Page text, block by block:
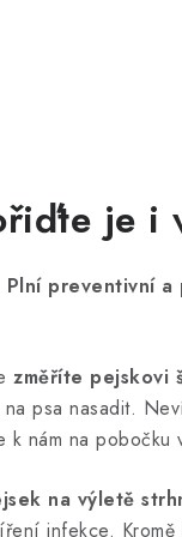
je i
Plní preventivní a
změříte pejskovi
psa nasadit.
nám na
na výletě
infekce.